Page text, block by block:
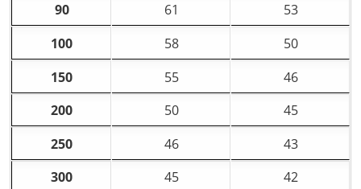
90
61
53
100
58
50
150
55
46
200
50
45
250
46
43
300
45
42